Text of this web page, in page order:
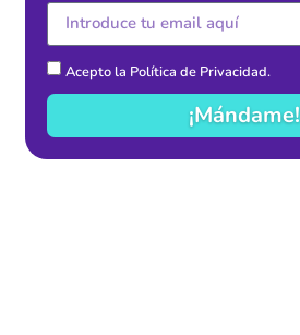
Acepto la Política de Privacidad.
¡Mándame!